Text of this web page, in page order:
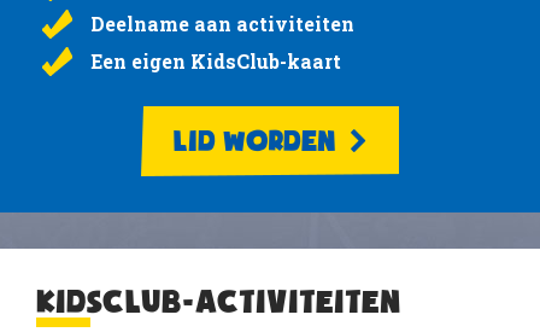
Deelname aan activiteiten
Een eigen KidsClub-kaart
LID WORDEN
KIDSCLUB-ACTIVITEITEN